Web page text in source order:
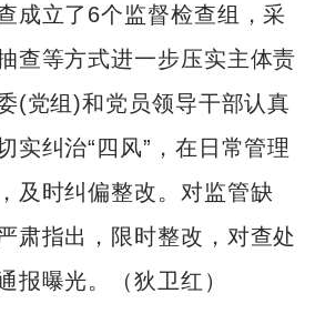
成立了6个监督检查组，采
查等方式进一步压实主体责
(党组)和党员领导干部认真
实纠治“四风”，在日常管理
及时纠偏整改。对监管缺
肃指出，限时整改，对查处
报曝光。（狄卫红）